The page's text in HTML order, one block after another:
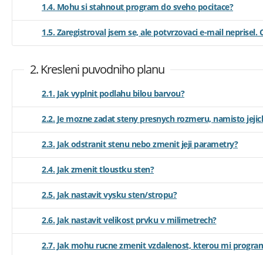
1.4. Mohu si stahnout program do sveho pocitace?
1.5. Zaregistroval jsem se, ale potvrzovaci e-mail neprisel.
2. Kresleni puvodniho planu
2.1. Jak vyplnit podlahu bilou barvou?
2.2. Je mozne zadat steny presnych rozmeru, namisto
2.3. Jak odstranit stenu nebo zmenit jeji parametry?
2.4. Jak zmenit tloustku sten?
2.5. Jak nastavit vysku sten/stropu?
2.6. Jak nastavit velikost prvku v milimetrech?
2.7. Jak mohu rucne zmenit vzdalenost, kterou mi